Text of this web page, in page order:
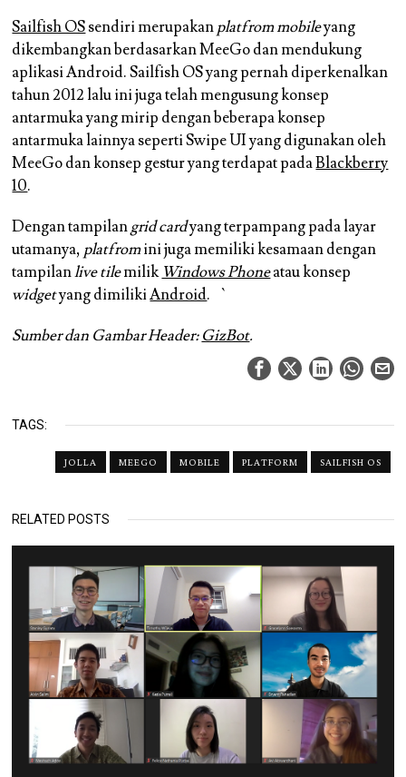
Sailfish OSsendiri merupakanplatfrom mobileyang
dikembangkan berdasarkan MeeGo dan mendukung
aplikasi Android. Sailfish OS yang pernah diperkenalkan
tahun 2012 lalu ini juga telah mengusung konsep
antarmuka yang mirip dengan beberapa konsep
antarmuka lainnya seperti Swipe UI yang digunakan oleh
MeeGo dan konsep gestur yang terdapat padaBlackberry
10.
Dengan tampilangrid cardyang terpampang pada layar
utamanya, platfromini juga memiliki kesamaan dengan
tampilanlive tilemilik Windows Phoneatau konsep
widgetyang dimilikiAndroid. `
Sumber dan Gambar Header:GizBot.
TAGS:
JOLLA MEEGO MOBILE PLATFORM SAILFISH OS
RELATED POSTS